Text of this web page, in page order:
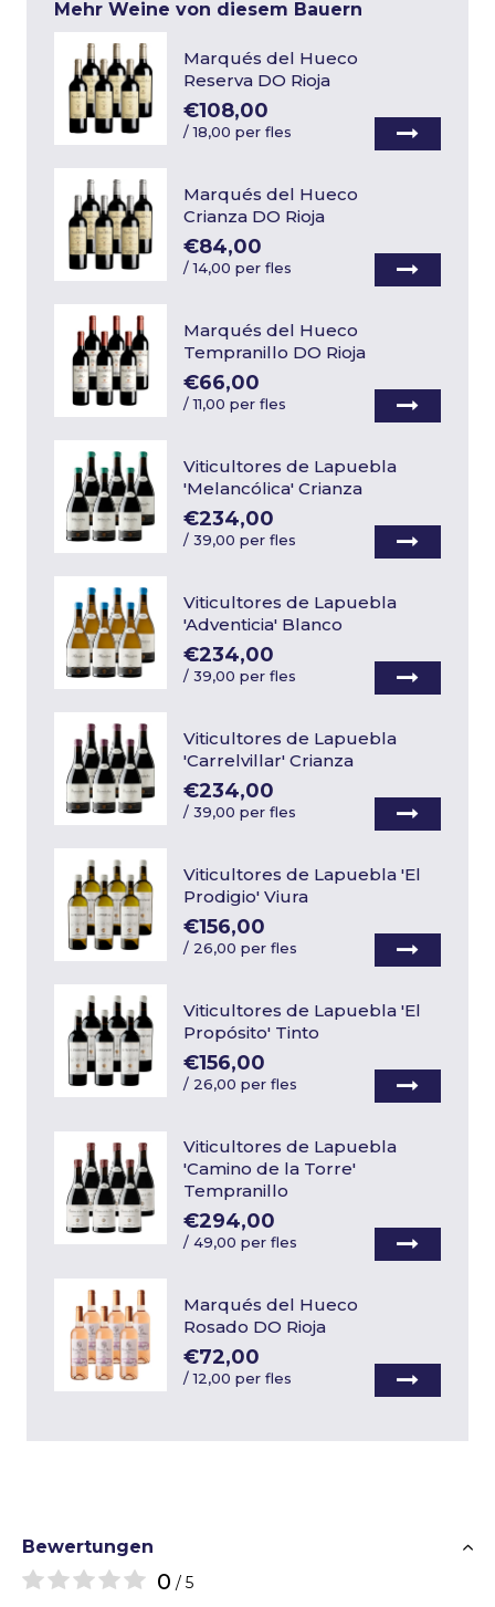
Mehr Weine von diesem Bauern
Marqués del Hueco
Reserva DO Rioja
€108,00
/18,00 per fles
Marqués del Hueco
Crianza DO Rioja
€84,00
/14,00 per fles
Marqués del Hueco
Tempranillo DO Rioja
€66,00
/11,00 per fles
Viticultores de Lapuebla
'Melancólica' Crianza
€234,00
/39,00 per fles
Viticultores de Lapuebla
'Adventicia' Blanco
€234,00
/39,00 per fles
Viticultores de Lapuebla
'Carrelvillar' Crianza
€234,00
/39,00 per fles
Viticultores de Lapuebla 'El
Prodigio' Viura
€156,00
/ 26,00 per fles
Viticultores de Lapuebla 'El
Propósito' Tinto
€156,00
/ 26,00 per fles
Viticultores de Lapuebla
'Camino de la Torre'
Tempranillo
€294,00
/49,00 per fles
Marqués del Hueco
Rosado DO Rioja
€72,00
/12,00 per fles
Bewertungen
0 / 5